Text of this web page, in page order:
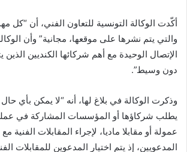
أكّدت الوكالة التونسية للتعاون الفني، أن “كل
والتي يتم نشرها على موقعها، مجانية” وأن
الإتصال الوحيدة مع أهم شركائها الكنديين الذين
دون وسيط”.
وذكرت الوكالة في بلاغ لها، أنه “لا يمكن بأي
يطلب شركاؤها أو المؤسسات المشاركة في
عمولة أو مقابلا ماديا، لإجراء المقابلات الفنية
المدعويين، إذ يتم اختيار المدعوين للمقابلات